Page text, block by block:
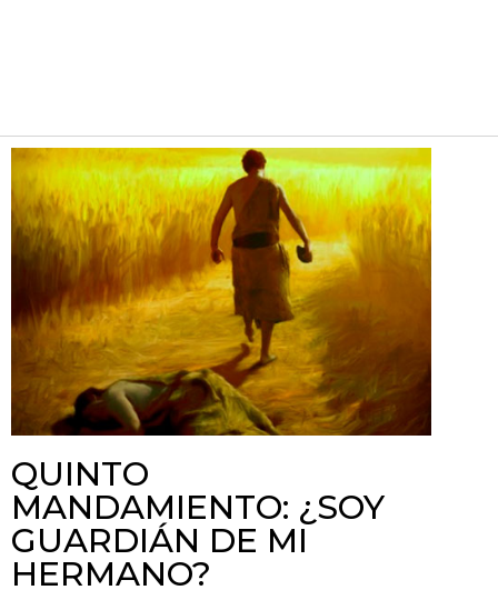
QUINTO
MANDAMIENTO: ¿SOY
GUARDIÁN DE MI
HERMANO?